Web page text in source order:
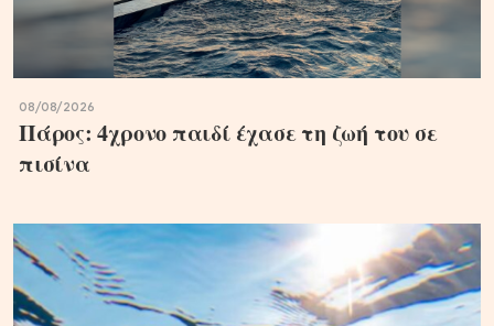
08/08/2026
Πάρος: 4χρονο παιδί έχασε τη ζωή του σε
πισίνα